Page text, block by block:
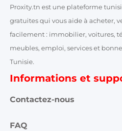
Proxity.tn est une plateforme
gratuites qui vous aide à acheter,
facilement : immobilier, voitures,
meubles, emploi, services et
Tunisie.
Informations et
Contactez-nous
FAQ